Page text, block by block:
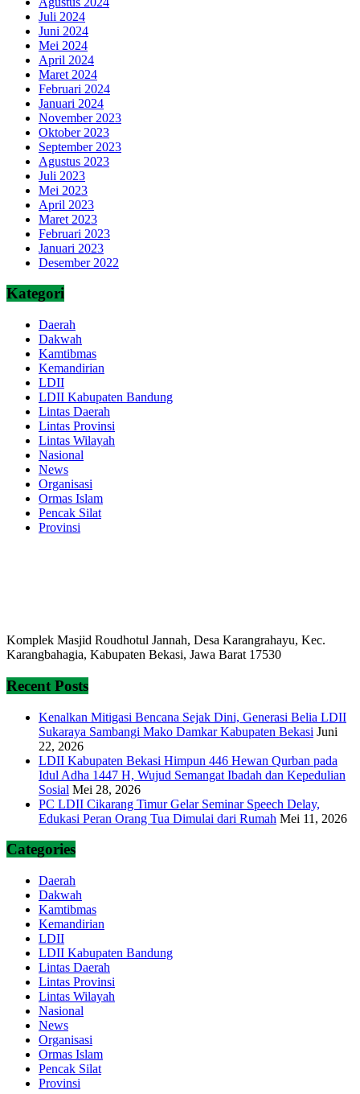
Juli 2024
Juni 2024
Mei 2024
April 2024
Maret 2024
Februari 2024
Januari 2024
November 2023
Oktober 2023
September 2023
Agustus 2023
Juli 2023
Mei 2023
April 2023
Maret 2023
Februari 2023
Januari 2023
Desember 2022
Kategori
Daerah
Dakwah
Kamtibmas
Kemandirian
LDII
LDII Kabupaten Bandung
Lintas Daerah
Lintas Provinsi
Lintas Wilayah
Nasional
News
Organisasi
Ormas Islam
Pencak Silat
Provinsi
Komplek Masjid Roudhotul Jannah, Desa Karangrahayu, Kec.
Karangbahagia, Kabupaten Bekasi, Jawa Barat 17530
Recent Posts
Kenalkan Mitigasi Bencana Sejak Dini, Generasi Belia LDII
Sukaraya Sambangi Mako Damkar Kabupaten Bekasi Juni
22, 2026
LDII Kabupaten Bekasi Himpun 446 Hewan Qurban pada
Idul Adha 1447 H, Wujud Semangat Ibadah dan Kepedulian
Sosial Mei 28, 2026
PC LDII Cikarang Timur Gelar Seminar Speech Delay,
Edukasi Peran Orang Tua Dimulai dari Rumah Mei 11, 2026
Categories
Daerah
Dakwah
Kamtibmas
Kemandirian
LDII
LDII Kabupaten Bandung
Lintas Daerah
Lintas Provinsi
Lintas Wilayah
Nasional
News
Organisasi
Ormas Islam
Pencak Silat
Provinsi